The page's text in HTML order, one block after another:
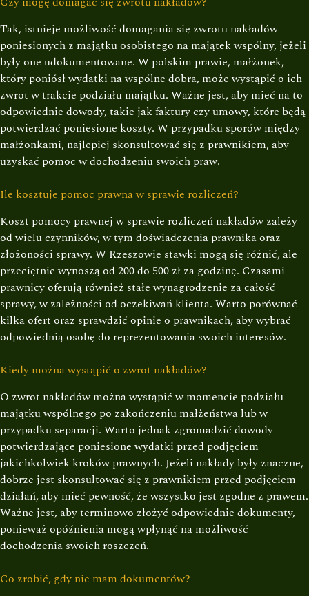
Tak, istnieje możliwość domagania się zwrotu nakładów
poniesionych z majątku osobistego na majątek wspólny, jeżeli
były one udokumentowane. W polskim prawie, małżonek,
który poniósł wydatki na wspólne dobra, może wystąpić o ich
zwrot w trakcie podziału majątku. Ważne jest, aby mieć na to
odpowiednie dowody, takie jak faktury czy umowy, które będą
potwierdzać poniesione koszty. W przypadku sporów między
małżonkami, najlepiej skonsultować się z prawnikiem, aby
uzyskać pomoc w dochodzeniu swoich praw.
Ile kosztuje pomoc prawna w sprawie rozliczeń?
Koszt pomocy prawnej w sprawie rozliczeń nakładów zależy
od wielu czynników, w tym doświadczenia prawnika oraz
złożoności sprawy. W Rzeszowie stawki mogą się różnić, ale
przeciętnie wynoszą od 200 do 500 zł za godzinę. Czasami
prawnicy oferują również stałe wynagrodzenie za całość
sprawy, w zależności od oczekiwań klienta. Warto porównać
kilka ofert oraz sprawdzić opinie o prawnikach, aby wybrać
odpowiednią osobę do reprezentowania swoich interesów.
Kiedy można wystąpić o zwrot nakładów?
O zwrot nakładów można wystąpić w momencie podziału
majątku wspólnego po zakończeniu małżeństwa lub w
przypadku separacji. Warto jednak zgromadzić dowody
potwierdzające poniesione wydatki przed podjęciem
jakichkolwiek kroków prawnych. Jeżeli nakłady były znaczne,
dobrze jest skonsultować się z prawnikiem przed podjęciem
działań, aby mieć pewność, że wszystko jest zgodne z prawem.
Ważne jest, aby terminowo złożyć odpowiednie dokumenty,
ponieważ opóźnienia mogą wpłynąć na możliwość
dochodzenia swoich roszczeń.
Co zrobić, gdy nie mam dokumentów?